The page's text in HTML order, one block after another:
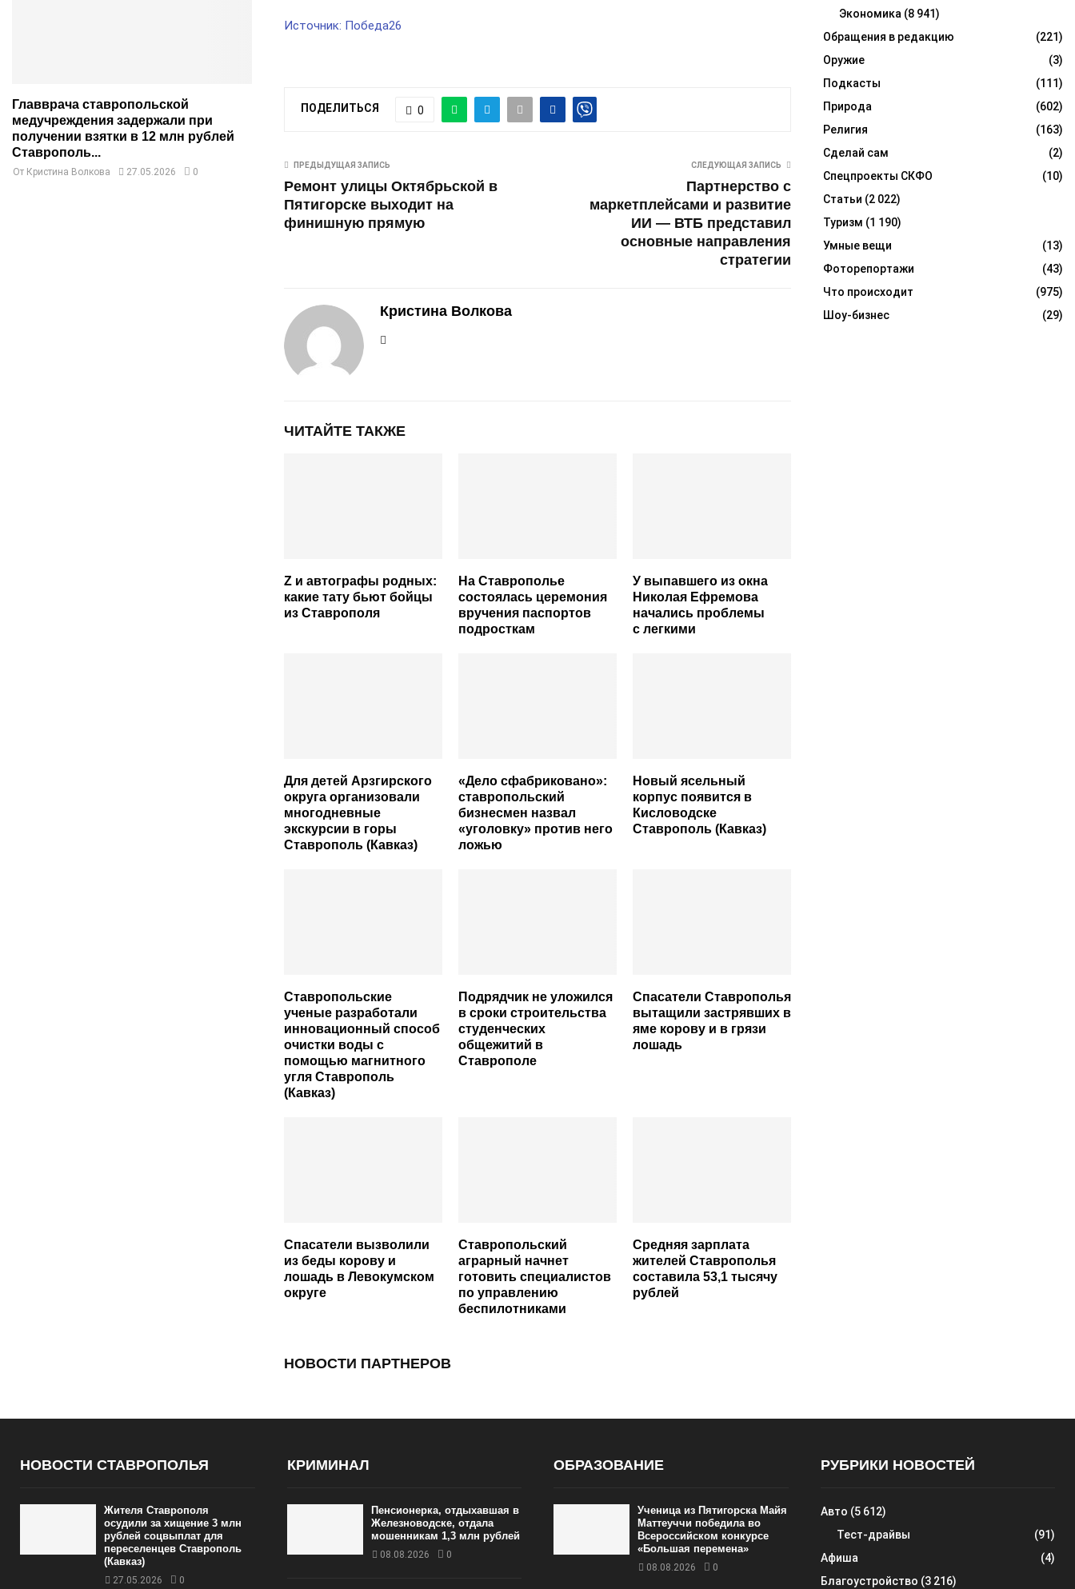
Источник: Победа26
ПОДЕЛИТЬСЯ 0
ПРЕДЫДУЩАЯ ЗАПИСЬ
Ремонт улицы Октябрьской в
Пятигорске выходит на
финишную прямую
СЛЕДУЮЩАЯ ЗАПИСЬ
Партнерство с
маркетплейсами и развитие
ИИ — ВТБ представил
основные направления
стратегии
Кристина Волкова
ЧИТАЙТЕ ТАКЖЕ
Z и автографы родных:
какие тату бьют бойцы
из Ставрополя
На Ставрополье
состоялась церемония
вручения паспортов
подросткам
У выпавшего из окна
Николая Ефремова
начались проблемы
с легкими
Для детей Арзгирского
округа организовали
многодневные
экскурсии в горы
Ставрополь (Кавказ)
«Дело сфабриковано»:
ставропольский
бизнесмен назвал
«уголовку» против него
ложью
Новый ясельный
корпус появится в
Кисловодске
Ставрополь (Кавказ)
Ставропольские
ученые разработали
инновационный способ
очистки воды с
помощью магнитного
угля Ставрополь
(Кавказ)
Подрядчик не уложился
в сроки строительства
студенческих
общежитий в
Ставрополе
Спасатели Ставрополья
вытащили застрявших в
яме корову и в грязи
лошадь
Спасатели вызволили
из беды корову и
лошадь в Левокумском
округе
Ставропольский
аграрный начнет
готовить специалистов
по управлению
беспилотниками
Средняя зарплата
жителей Ставрополья
составила 53,1 тысячу
рублей
НОВОСТИ ПАРТНЕРОВ
Главврача ставропольской
медучреждения задержали при
получении взятки в 12 млн рублей
Ставрополь...
От Кристина Волкова 27.05.2026 0
Экономика (8 941)
Обращения в редакцию
(221)
Оружие
(3)
Подкасты
(111)
Природа
(602)
Религия
(163)
Сделай сам
(2)
Спецпроекты СКФО
(10)
Статьи (2 022)
Туризм (1 190)
Умные вещи
(13)
Фоторепортажи
(43)
Что происходит
(975)
Шоу-бизнес
(29)
НОВОСТИ СТАВРОПОЛЬЯ
Жителя Ставрополя
осудили за хищение 3 млн
рублей соцвыплат для
переселенцев Ставрополь
(Кавказ)
27.05.2026 0
КРИМИНАЛ
Пенсионерка, отдыхавшая в
Железноводске, отдала
мошенникам 1,3 млн рублей
08.08.2026 0
ОБРАЗОВАНИЕ
Ученица из Пятигорска Майя
Маттеуччи победила во
Всероссийском конкурсе
«Большая перемена»
08.08.2026 0
РУБРИКИ НОВОСТЕЙ
Авто (5 612)
Тест-драйвы
(91)
Афиша
(4)
Благоустройство (3 216)